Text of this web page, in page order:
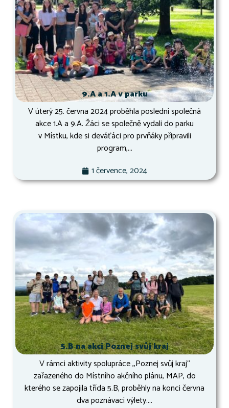
9.A a 1.A v parku
V úterý 25. června 2024 proběhla poslední společná
akce 1.A a 9.A. Žáci se společně vydali do parku
v Místku, kde si deváťáci pro prvňáky připravili
program,...
1 července, 2024
5.B na akci Poznej svůj kraj
V rámci aktivity spolupráce ,,Poznej svůj kraj“
zařazeného do Místního akčního plánu, MAP, do
kterého se zapojila třída 5.B, proběhly na konci června
dva poznávací výlety....